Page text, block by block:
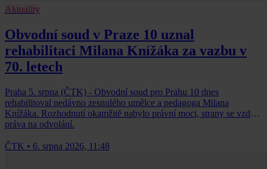
Aktuality
Obvodní soud v Praze 10 uznal
rehabilitaci Milana Knížáka za vazbu v
70. letech
Praha 5. srpna (ČTK) - Obvodní soud pro Prahu 10 dnes
rehabilitoval nedávno zesnulého umělce a pedagoga Milana
Knížáka. Rozhodnutí okamžitě nabylo právní moci, strany se vzdaly
práva na odvolání.
ČTK • 6. srpna 2026, 11:48